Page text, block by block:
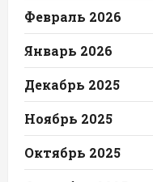
Февраль 2026
Январь 2026
Декабрь 2025
Ноябрь 2025
Октябрь 2025